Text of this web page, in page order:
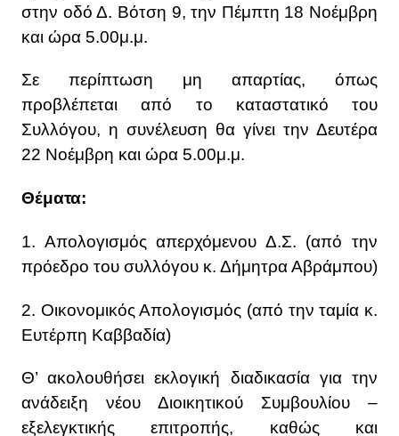
στην οδό Δ. Βότση 9, την Πέμπτη 18 Νοέμβρη
και ώρα 5.00μ.μ.
Σε περίπτωση μη απαρτίας, όπως
προβλέπεται από το καταστατικό του
Συλλόγου, η συνέλευση θα γίνει την Δευτέρα
22 Νοέμβρη και ώρα 5.00μ.μ.
Θέματα:
1. Απολογισμός απερχόμενου Δ.Σ. (από την
πρόεδρο του συλλόγου κ. Δήμητρα Αβράμπου)
2. Οικονομικός Απολογισμός (από την ταμία κ.
Ευτέρπη Καββαδία)
Θ’ ακολουθήσει εκλογική διαδικασία για την
ανάδειξη νέου Διοικητικού Συμβουλίου –
εξελεγκτικής επιτροπής, καθώς και